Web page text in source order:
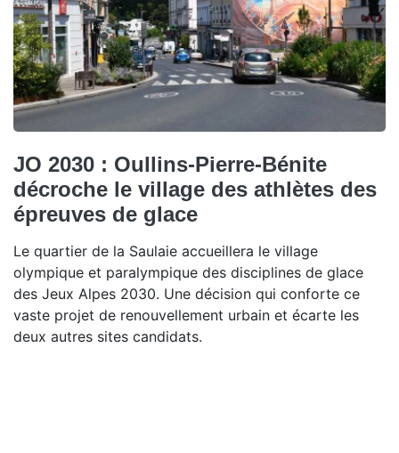
JO 2030 : Oullins-Pierre-Bénite
décroche le village des athlètes des
épreuves de glace
Le quartier de la Saulaie accueillera le village
olympique et paralympique des disciplines de glace
des Jeux Alpes 2030. Une décision qui conforte ce
vaste projet de renouvellement urbain et écarte les
deux autres sites candidats.